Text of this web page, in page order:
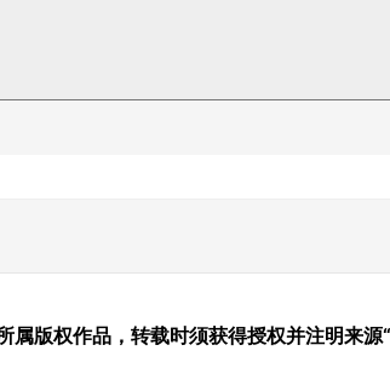
属版权作品，转载时须获得授权并注明来